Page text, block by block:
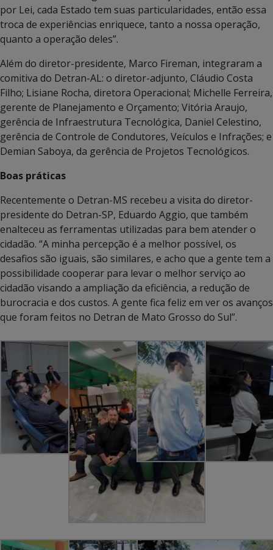
por Lei, cada Estado tem suas particularidades, então essa
troca de experiências enriquece, tanto a nossa operação,
quanto a operação deles”.
Além do diretor-presidente, Marco Fireman, integraram a
comitiva do Detran-AL: o diretor-adjunto, Cláudio Costa
Filho; Lisiane Rocha, diretora Operacional; Michelle Ferreira,
gerente de Planejamento e Orçamento; Vitória Araujo,
gerência de Infraestrutura Tecnológica, Daniel Celestino,
gerência de Controle de Condutores, Veículos e Infrações; e
Demian Saboya, da gerência de Projetos Tecnológicos.
Boas práticas
Recentemente o Detran-MS recebeu a visita do diretor-
presidente do Detran-SP, Eduardo Aggio, que também
enalteceu as ferramentas utilizadas para bem atender o
cidadão. “A minha percepção é a melhor possível, os
desafios são iguais, são similares, e acho que a gente tem a
possibilidade cooperar para levar o melhor serviço ao
cidadão visando a ampliação da eficiência, a redução de
burocracia e dos custos. A gente fica feliz em ver os avanços
que foram feitos no Detran de Mato Grosso do Sul”.